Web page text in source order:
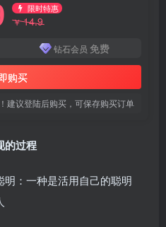
限时特惠
￥14.9
钻石会员 免费
购买
建议登陆后购买，可保存购买订单
的过程
：一种是活用自己的聪明